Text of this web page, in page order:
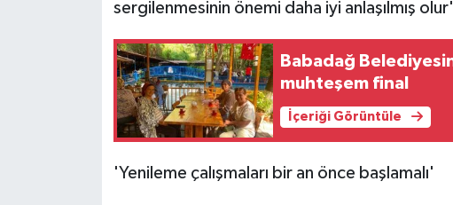
sergilenmesinin önemi daha iyi anlaşılmış
Babadağ
muhteşem final
İçeriği Görüntüle
'Yenileme çalışmaları bir an önce başlamalı'